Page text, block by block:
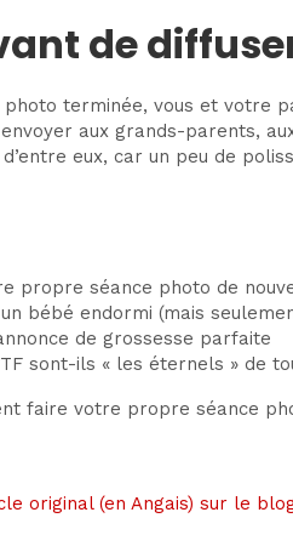
de
terminée, vous et votre
aux grands-parents,
eux, car un peu de
propre séance photo de
bébé endormi (mais
de grossesse parfaite
sont-ils « les éternels » de
faire votre propre séance
original (en Angais) sur le